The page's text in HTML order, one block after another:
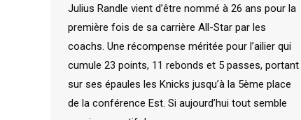
Julius Randle vient d’être nommé à 26 ans pour la
première fois de sa carrière All-Star par les
coachs. Une récompense méritée pour l’ailier qui
cumule 23 points, 11 rebonds et 5 passes, portant
sur ses épaules les Knicks jusqu’à la 5ème place
de la conférence Est. Si aujourd’hui tout semble